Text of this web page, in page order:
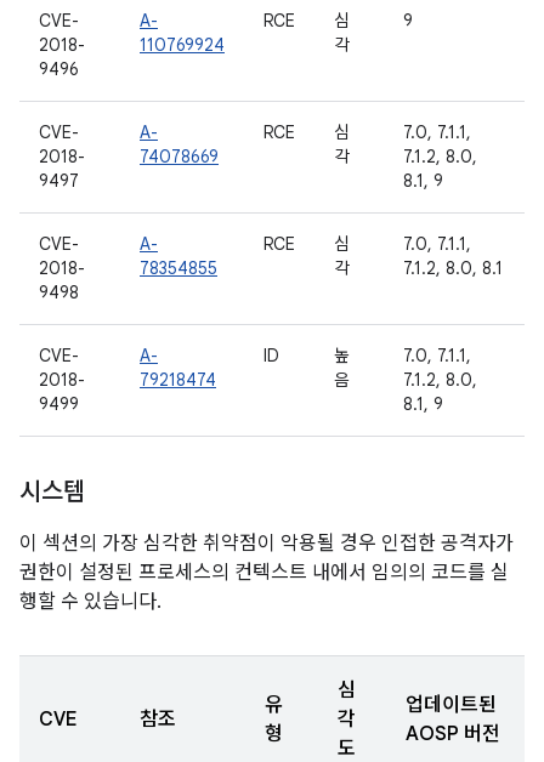
CVE-
2018-
9496
A-
110769924
RCE
심
각
9
CVE-
2018-
9497
A-
74078669
RCE
심
각
7.0, 7.1.1,
7.1.2, 8.0,
8.1, 9
CVE-
2018-
9498
A-
78354855
RCE
심
각
7.0, 7.1.1,
7.1.2, 8.0, 8.1
CVE-
2018-
9499
A-
79218474
ID
높
음
7.0, 7.1.1,
7.1.2, 8.0,
8.1, 9
시스템
이 섹션의 가장 심각한 취약점이 악용될 경우 인접한 공격자가
권한이 설정된 프로세스의 컨텍스트 내에서 임의의 코드를 실
행할 수 있습니다.
CVE 참조
유
형
심
각
도
업데이트된
AOSP 버전